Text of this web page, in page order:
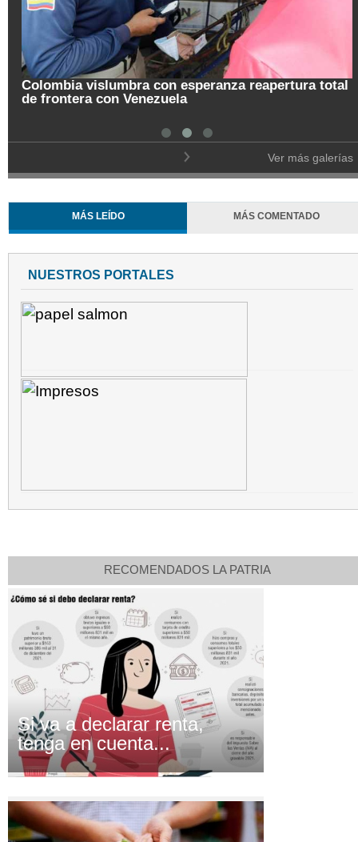
total
Pregón de la Noche del Fuego en Salamina
Ver más galerías
MÁS LEÍDO MÁS COMENTADO
NUESTROS PORTALES
RECOMENDADOS LA PATRIA
Si va a declarar renta,
tenga en cuenta...